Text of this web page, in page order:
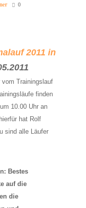
0
2011 in
Trainingslauf
finden
10.00 Uhr an
hat Rolf
sind alle Läufer
Bestes
auf die
die